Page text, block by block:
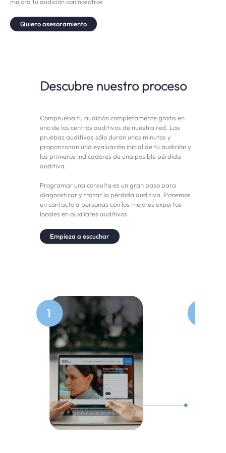
Quiero asesoramiento
Descubre nuestro proceso
Comprueba tu audición completamente gratis en
uno de los centros auditivos de nuestra red. Las
pruebas auditivas sólo duran unos minutos y
proporcionan una evaluación inicial de tu audición y
los primeros indicadores de una posible pérdida
auditiva.
Programar una consulta es un gran paso para
diagnosticar y tratar la pérdida auditiva. Ponemos
en contacto a personas con los mejores expertos
locales en auxiliares auditivos.
Empieza a escuchar